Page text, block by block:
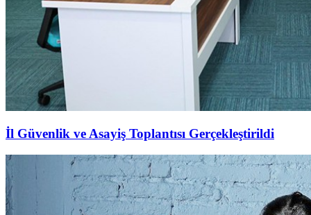
İl Güvenlik ve Asayiş Toplantısı Gerçekleştirildi